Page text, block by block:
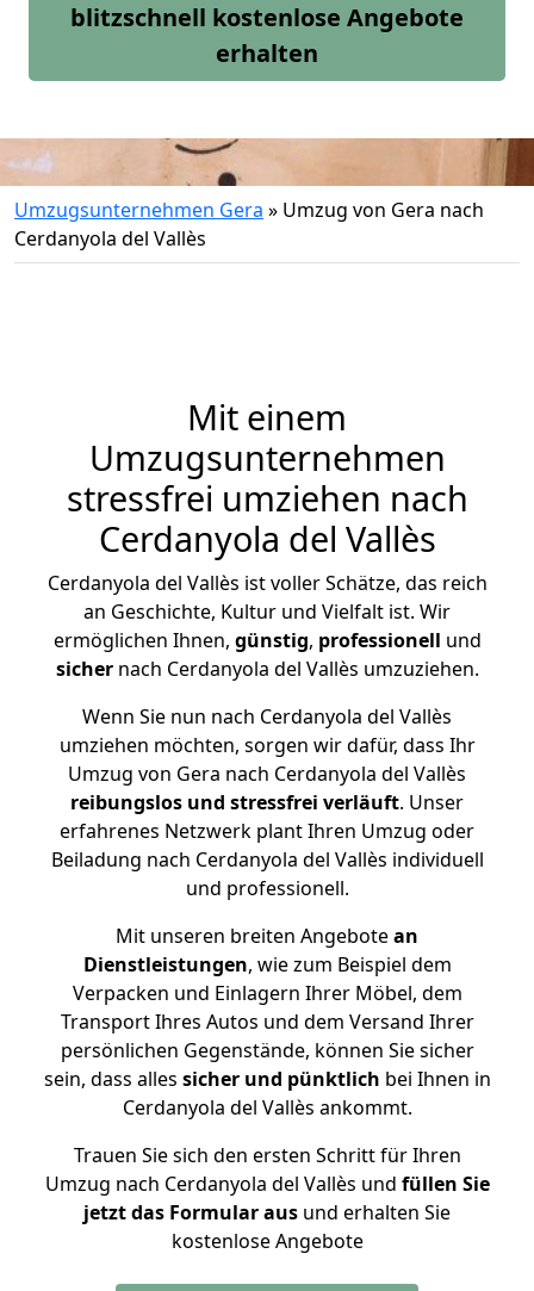
blitzschnell kostenlose Angebote
erhalten
Umzugsunternehmen Gera » Umzug von Gera nach
Cerdanyola del Vallès
Mit einem
Umzugsunternehmen
stressfrei umziehen nach
Cerdanyola del Vallès
Cerdanyola del Vallès ist voller Schätze, das reich
an Geschichte, Kultur und Vielfalt ist. Wir
ermöglichen Ihnen, günstig, professionell und
sichernach Cerdanyola del Vallès umzuziehen.
Wenn Sie nun nach Cerdanyola del Vallès
umziehen möchten, sorgen wir dafür, dass Ihr
Umzug von Gera nach Cerdanyola del Vallès
reibungslos und stressfrei verläuft. Unser
erfahrenes Netzwerk plant Ihren Umzug oder
Beiladung nach Cerdanyola del Vallès individuell
und professionell.
Mit unseren breiten Angebotean
Dienstleistungen, wie zum Beispiel dem
Verpacken und Einlagern Ihrer Möbel, dem
Transport Ihres Autos und dem Versand Ihrer
persönlichen Gegenstände, können Sie sicher
sein, dass alles sicher und pünktlich bei Ihnen in
Cerdanyola del Vallès ankommt.
Trauen Sie sich den ersten Schritt für Ihren
Umzug nach Cerdanyola del Vallès und füllen Sie
jetzt das Formular aus und erhalten Sie
kostenlose Angebote